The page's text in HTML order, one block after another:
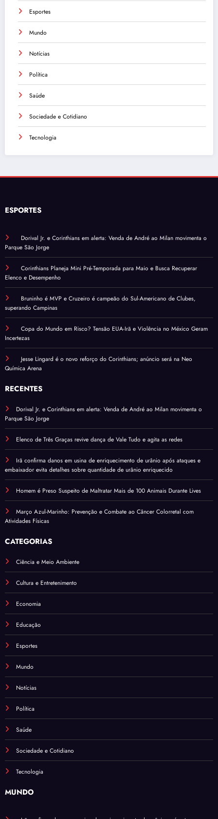
Esportes
Mundo
Notícias
Política
Saúde
Sociedade e Cotidiano
Tecnologia
ESPORTES
Dorival Jr. e Corinthians em alerta: Venda de André ao Milan movimenta o
Parque São Jorge
Corinthians Planeja Mini Pré-Temporada para Maio e Busca Recuperar
Elenco e Desempenho
Bruninho é MVP e Cruzeiro é campeão do Sul-Americano de Clubes,
superando Campinas
Copa do Mundo em Risco? Tensão EUA-Irã e Violência no México Geram
Incertezas
Jesse Lingard é o novo reforço do Corinthians; anúncio será na Neo
Química Arena
RECENTES
Dorival Jr. e Corinthians em alerta: Venda de André ao Milan movimenta o
Parque São Jorge
Elenco de Três Graças revive dança de Vale Tudo e agita as redes
Irã confirma danos em usina de enriquecimento de urânio após ataques e
embaixador evita detalhes sobre quantidade de urânio enriquecido
Homem é Preso Suspeito de Maltratar Mais de 100 Animais Durante Lives
Março Azul-Marinho: Prevenção e Combate ao Câncer Colorretal com
Atividades Físicas
CATEGORIAS
Ciência e Meio Ambiente
Cultura e Entretenimento
Economia
Educação
Esportes
Mundo
Notícias
Política
Saúde
Sociedade e Cotidiano
Tecnologia
MUNDO